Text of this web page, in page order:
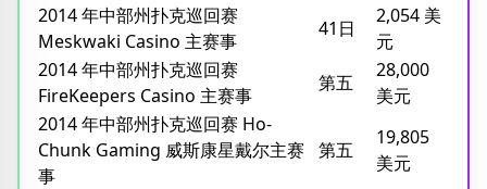
2014 年中部州扑克巡回赛
Meskwaki Casino 主赛事
41日
2,054 美
元
2014 年中部州扑克巡回赛
FireKeepers Casino 主赛事
第五
28,000
美元
2014 年中部州扑克巡回赛 Ho-
Chunk Gaming 威斯康星戴尔主赛
事
第五
19,805
美元